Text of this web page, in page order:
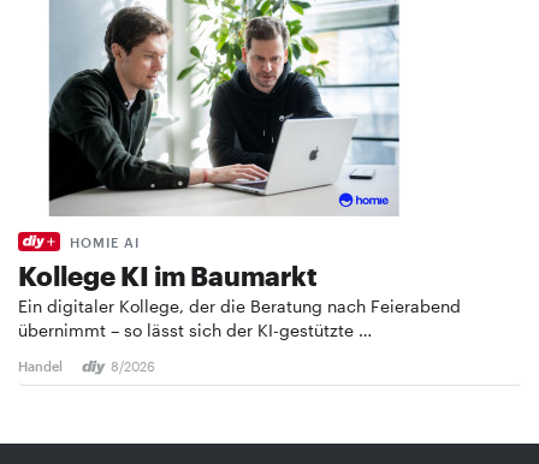
HOMIE AI
Kollege KI im Baumarkt
Ein digitaler Kollege, der die Beratung nach Feierabend
übernimmt – so lässt sich der KI-gestützte …
Handel 8/2026